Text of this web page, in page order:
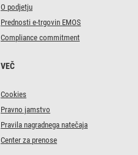
O podjetju
Prednosti e-trgovin EMOS
Compliance commitment
VEČ
Cookies
Pravno jamstvo
Pravila nagradnega natečaja
Center za prenose